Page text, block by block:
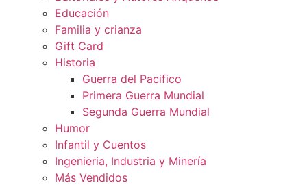
Educación
Familia y crianza
Gift Card
Historia
Guerra del Pacifico
Primera Guerra Mundial
Segunda Guerra Mundial
Humor
Infantil y Cuentos
Ingenieria, Industria y Minería
Más Vendidos